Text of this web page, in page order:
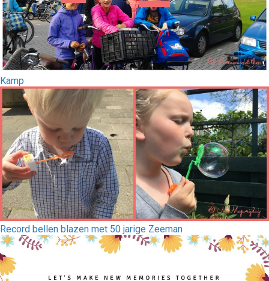
Kamp
Record bellen blazen met 50 jarige Zeeman